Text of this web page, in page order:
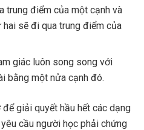
trung điểm của một cạnh và
sẽ đi qua trung điểm của
giác luôn song song với
bằng một nửa cạnh đó.
giải quyết hầu hết các dạng
cầu người học phải chứng